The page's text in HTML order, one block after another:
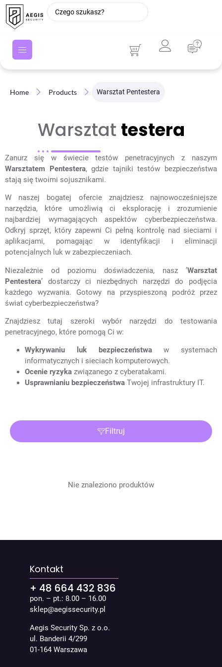
Home Products Warsztat Pentestera
Warsztat testera
Zanurz się w świecie testów penetracyjnych z naszym
Warsztatem Pentestera, gdzie tajniki testów bezpieczeństwa
stają się twoimi sojusznikami.
W naszej bogatej ofercie znajdziesz najnowocześniejsze
narzędzia, które umożliwią ci eksplorację i zrozumienie
najbardziej wymagających aspektów cyberbezpieczeństwa.
Odkryj sprzęt, który zapewni Ci pełną kontrolę nad sieciami i
aplikacjami, pomagając w identyfikacji i eliminacji
potencjalnych luk w zabezpieczeniach.
Niezależnie od poziomu doświadczenia, nasz ’Warsztat
Pentestera’ dostarczy ci niezbędnych narzędzi do podjęcia
każdego wyzwania. Gotowy na przyspieszoną podróż przez
świat cyberbezpieczeństwa?
Znajdziesz tutaj szeroki wybór narzędzi do testowania
penetracyjnego, które pomogą Ci w:
Wykrywaniu luk bezpieczeństwaw systemach
informatycznych i sieciach komputerowych.
Ocenie ryzyka związanego z cyberatakami.
Usprawnianiu bezpieczeństwa Twojej infrastruktury IT.
Filtruj
Nie znaleziono produktów
Kontakt
+ 48 664 432 836
pon. – pt.: 8.00 – 16.00
sklep@aegissecurity.pl
Aegis Security Sp. z o.o.
ul. Banderii 4/299
01-164 Warszawa
Wybierzkategorię
pytania?